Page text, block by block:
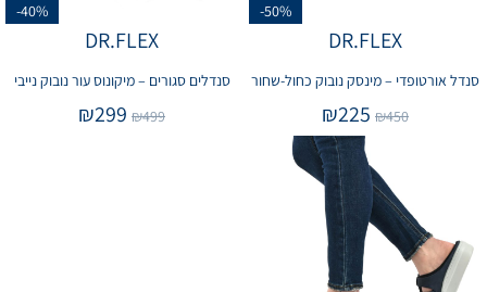
-50%
DR.FLEX
סנדל אורטופדי – מינסק נובוק כחול-שחור
₪450
₪225
-40%
DR.FLEX
סנדלים סגורים – מיקונוס עור נובוק נייבי
₪499
₪299